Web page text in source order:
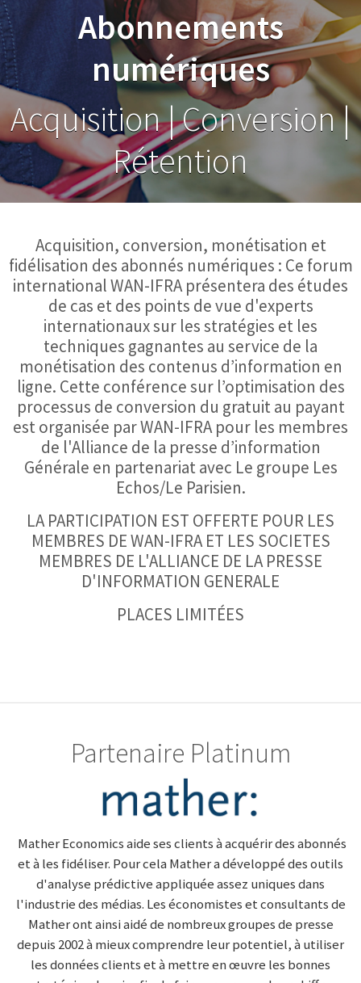
Abonnements
numériques
Acquisition | Conversion |
Rétention
Acquisition, conversion, monétisation et
fidélisation des abonnés numériques : Ce forum
international WAN-IFRA présentera des études
de cas et des points de vue d'experts
internationaux sur les stratégies et les
techniques gagnantes au service de la
monétisation des contenus d’information en
ligne. Cette conférence sur l’optimisation des
processus de conversion du gratuit au payant
est organisée par WAN-IFRA pour les membres
de l'Alliance de la presse d’information
Générale en partenariat avec Le groupe Les
Echos/Le Parisien.
LA PARTICIPATION EST OFFERTE POUR LES
MEMBRES DE WAN-IFRA ET LES SOCIETES
MEMBRES DE L'ALLIANCE DE LA PRESSE
D'INFORMATION GENERALE
PLACES LIMITÉES
Partenaire Platinum
Mather Economics aide ses clients à acquérir des abonnés
et à les fidéliser. Pour cela Mather a développé des outils
d'analyse prédictive appliquée assez uniques dans
l'industrie des médias. Les économistes et consultants de
Mather ont ainsi aidé de nombreux groupes de presse
depuis 2002 à mieux comprendre leur potentiel, à utiliser
les données clients et à mettre en œuvre les bonnes